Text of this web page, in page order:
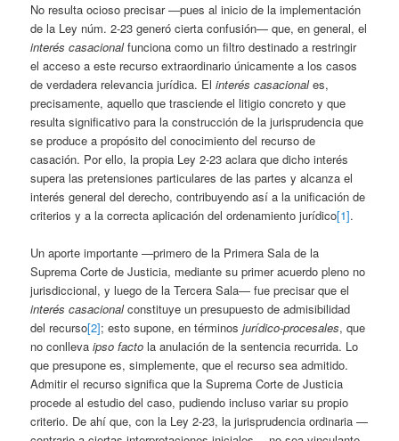
No resulta ocioso precisar —pues al inicio de la implementación
de la Ley núm. 2-23 generó cierta confusión— que, en general, el
interés casacionalfunciona como un filtro destinado a restringir
el acceso a este recurso extraordinario únicamente a los casos
de verdadera relevancia jurídica. Elinterés casacionales,
precisamente, aquello que trasciende el litigio concreto y que
resulta significativo para la construcción de la jurisprudencia que
se produce a propósito del conocimiento del recurso de
casación. Por ello, la propia Ley 2-23 aclara que dicho interés
supera las pretensiones particulares de las partes y alcanza el
interés general del derecho, contribuyendo así a la unificación de
criterios y a la correcta aplicación del ordenamiento jurídico[1].
Un aporte importante —primero de la Primera Sala de la
Suprema Corte de Justicia, mediante su primer acuerdo pleno no
jurisdiccional, y luego de la Tercera Sala— fue precisar que el
interés casacionalconstituye un presupuesto de admisibilidad
del recurso[2]; esto supone, en términosjurídico-procesales, que
no conllevaipso facto la anulación de la sentencia recurrida. Lo
que presupone es, simplemente, que el recurso sea admitido.
Admitir el recurso significa que la Suprema Corte de Justicia
procede al estudio del caso, pudiendo incluso variar su propio
criterio. De ahí que, con la Ley 2-23, la jurisprudencia ordinaria —